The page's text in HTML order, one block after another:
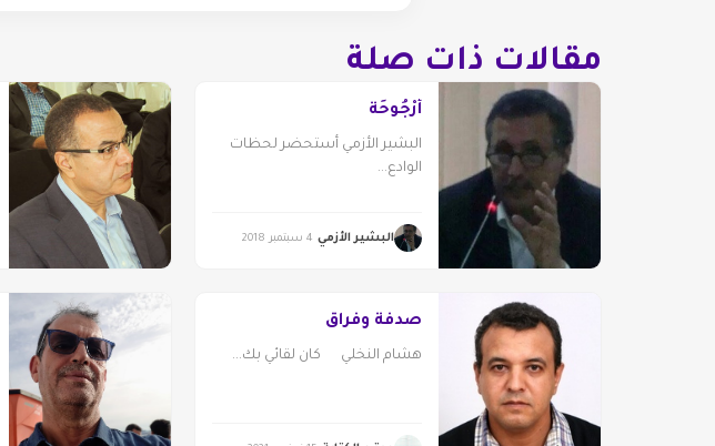
مقالات ذات صلة
أُرْجُوحَة
البشير الأزمي أستحضر لحظات
الوادع...
البشير الأزمي 4 سبتمبر 2018
صدفة وفراق
هشام النخلي كان لقائي بك...